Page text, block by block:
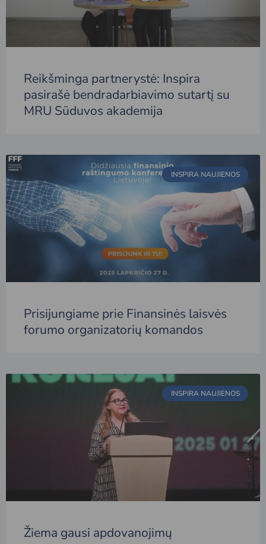
Reikšminga partnerystė: Inspira
pasirašė bendradarbiavimo sutartį su
MRU Sūduvos akademija
INSPIRA NAUJIENOS
Prisijungiame prie Finansinės laisvės
forumo organizatorių komandos
INSPIRA NAUJIENOS
Žiema gausi apdovanojimų